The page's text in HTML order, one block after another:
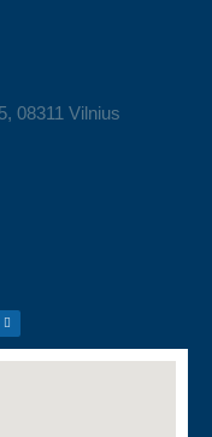
08311 Vilnius